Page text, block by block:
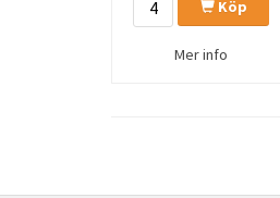
Köp
Mer info